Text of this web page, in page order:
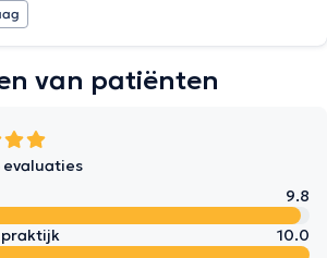
van patiënten
evaluaties
9.8
praktijk
10.0